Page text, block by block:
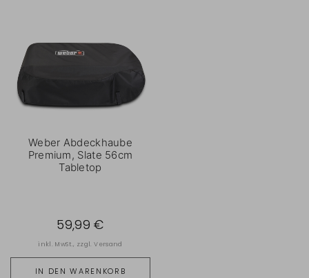
Weber Abdeckhaube
Premium, Slate 56cm
Tabletop
IN DEN WARENKORB
59,99 €
inkl. MwSt., zzgl.Versand